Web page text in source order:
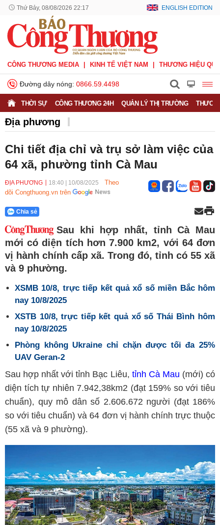
Thứ Bảy, 08/08/2026 22:17 ENGLISH EDITION
CÔNG THƯƠNG MEDIA KINH TẾ VIỆT NAM THƯƠNG HIỆU
Đường dây nóng: 0866.59.4498
THỜI SỰ CÔNG THƯƠNG 24H QUẢN LÝ THỊ TRƯỜNG
Địa phương
Chi tiết địa chỉ và trụ sở làm việc của
64 xã, phường tỉnh Cà Mau
ĐỊA PHƯƠNG 18:40 10/08/2025
Theo
dõi Congthuong.vn trên
Chia sẻ
Sau khi hợp nhất, tỉnh Cà Mau
mới có diện tích hơn 7.900 km2, với 64 đơn
vị hành chính cấp xã. Trong đó, tỉnh có 55 xã
và 9 phường.
XSMB 10/8, trực tiếp kết quả xổ số miền Bắc hôm
nay 10/8/2025
XSTB 10/8, trực tiếp kết quả xổ số Thái Bình hôm
nay 10/8/2025
Phòng không Ukraine chỉ chặn được tối đa 25%
UAV Geran-2
Sau hợp nhất với tỉnh Bạc Liêu, tỉnh Cà Mau (mới) có
diện tích tự nhiên 7.942,38km2 (đạt 159% so với tiêu
chuẩn), quy mô dân số 2.606.672 người (đạt 186%
so với tiêu chuẩn) và 64 đơn vị hành chính trực thuộc
(55 xã và 9 phường).